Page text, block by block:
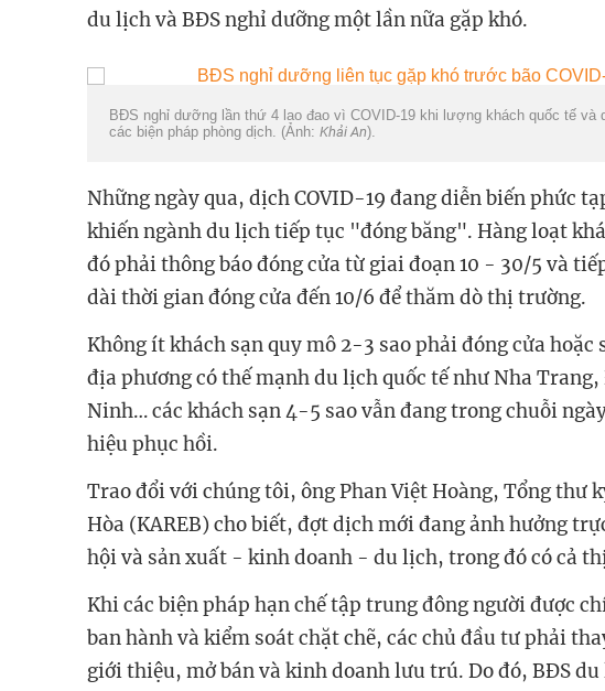
du lịch và BĐS nghỉ dưỡng một lần nữa gặp khó.
BĐS nghỉ dưỡng lần thứ 4 lao đao vì COVID-19 khi lượng khách quốc tế và
các biện pháp phòng dịch. (Ảnh: Khải An).
Những ngày qua, dịch COVID-19 đang diễn biến phức
khiến ngành du lịch tiếp tục "đóng băng". Hàng loạt
đó phải thông báo đóng cửa từ giai đoạn 10 - 30/5 và
dài thời gian đóng cửa đến 10/6 để thăm dò thị trường.
Không ít khách sạn quy mô 2-3 sao phải đóng cửa
địa phương có thế mạnh du lịch quốc tế như Nha Trang,
Ninh… các khách sạn 4-5 sao vẫn đang trong chuỗi
hiệu phục hồi.
Trao đổi với chúng tôi, ông Phan Việt Hoàng, Tổng thư
Hòa (KAREB) cho biết, đợt dịch mới đang ảnh hưởng
hội và sản xuất - kinh doanh - du lịch, trong đó có cả
Khi các biện pháp hạn chế tập trung đông người được
ban hành và kiểm soát chặt chẽ, các chủ đầu tư phải
giới thiệu, mở bán và kinh doanh lưu trú. Do đó, BĐSdu